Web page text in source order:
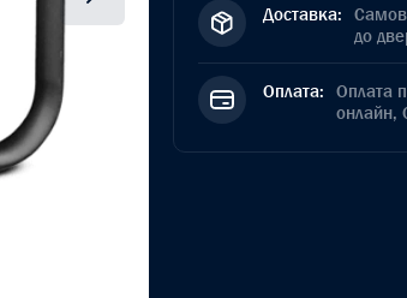
Доставка:
до
Оплата: Оплата
онлайн,